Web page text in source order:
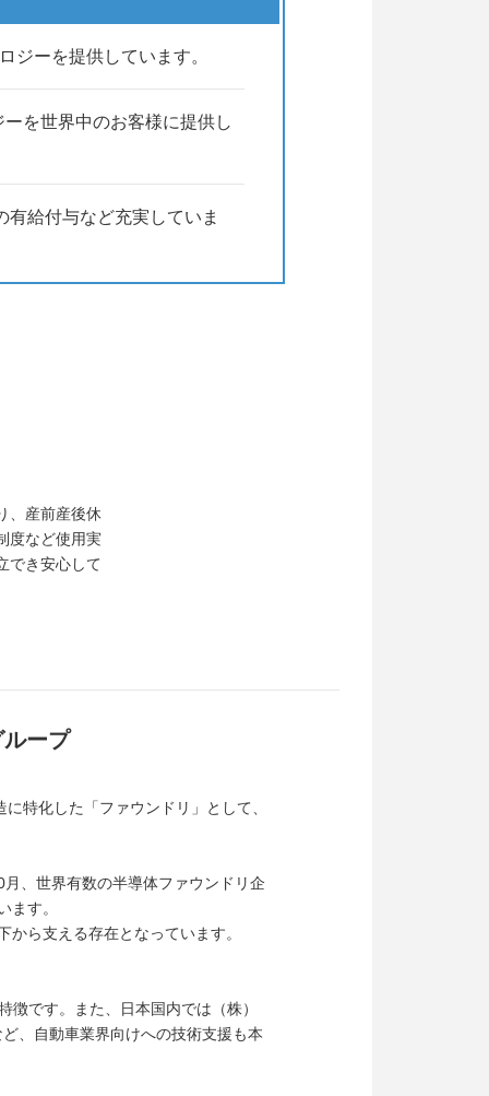
ジーを提供しています。
を世界中のお客様に提供し
給付与など充実していま
、産前産後休
度など使用実
でき安心して
ープ
特化した「ファウンドリ」として、
、世界有数の半導体ファウンドリ企
ます。
ら支える存在となっています。
です。また、日本国内では（株）
、自動車業界向けへの技術支援も本